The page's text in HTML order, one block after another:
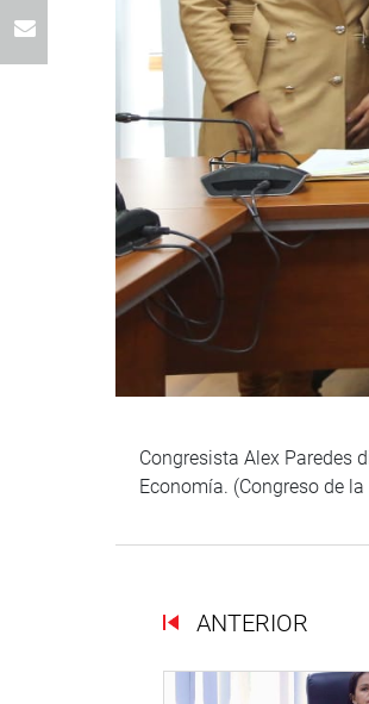
Congresista Alex Paredes
Economía. (Congreso de
ANTERIOR